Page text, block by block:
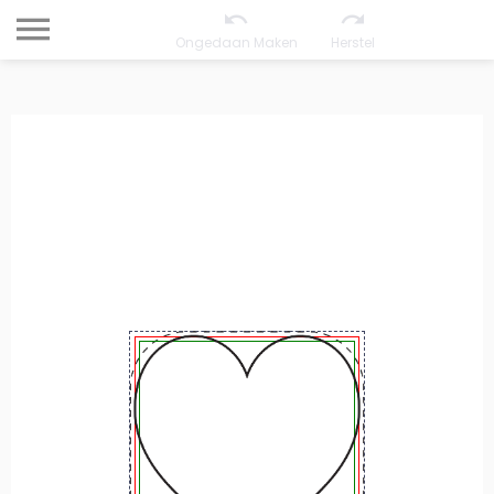
Ongedaan Maken Herstel